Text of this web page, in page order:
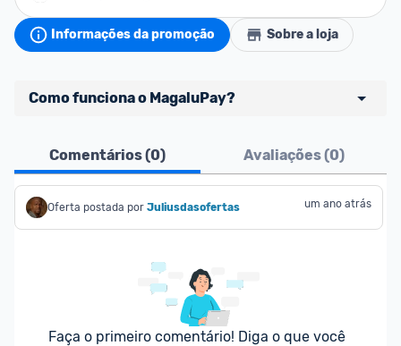
Informações da promoção Sobre a loja
Como funciona o MagaluPay?
se aos detalhes abaixo:
- É necessário ter o valor total da compra (produto
+ frete) em forma de saldo na carteira MagaluPay;
- Você pode transferir a quantia da sua conta
bancária para o MagaluPay por PIX;
- Para parclar compras, é necessário cadastrar seu
Comentários (0) Avaliações (0)
Oferta postada por Juliusdasofertas um ano atrás
Faça o primeiro comentário! Diga o que você